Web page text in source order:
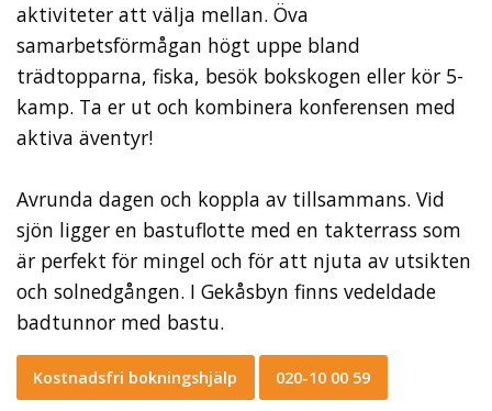
aktiviteter att välja mellan. Öva
samarbetsförmågan högt uppe bland
trädtopparna, fiska, besök bokskogen eller kör 5-
kamp. Ta er ut och kombinera konferensen med
aktiva äventyr!
Avrunda dagen och koppla av tillsammans. Vid
sjön ligger en bastuflotte med en takterrass som
är perfekt för mingel och för att njuta av utsikten
och solnedgången. I Gekåsbyn finns vedeldade
badtunnor med bastu.
Kostnadsfri bokningshjälp 020-10 00 59